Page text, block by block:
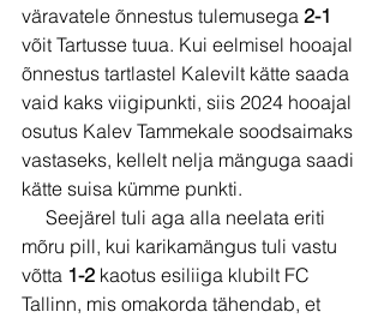
väravatele õnnestus tulemusega 2-1
võit Tartusse tuua. Kui eelmisel hooajal
õnnestus tartlastel Kalevilt kätte saada
vaid kaks viigipunkti, siis 2024 hooajal
osutus Kalev Tammekale soodsaimaks
vastaseks, kellelt nelja mänguga saadi
kätte suisa kümme punkti.
Seejärel tuli aga alla neelata eriti
mõru pill, kui karikamängus tuli vastu
võtta 1-2 kaotus esiliiga klubilt FC
Tallinn, mis omakorda tähendab, et